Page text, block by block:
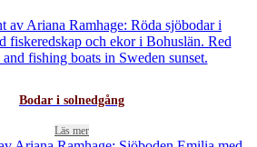
Bodar i solnedgång
Läs mer